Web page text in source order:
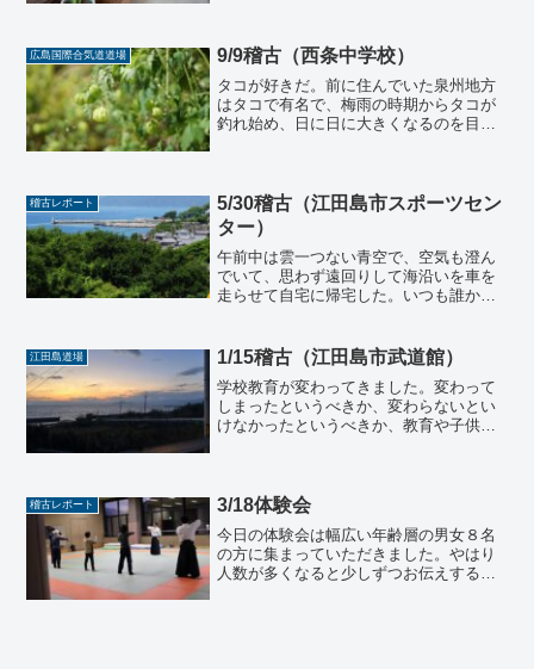
いる。誰のせいとか、もは...
広島国際合気道道場 9/9稽古（西条中学校）
タコが好きだ。前に住んでいた泉州地方
はタコで有名で、梅雨の時期からタコが
釣れ始め、日に日に大きくなるのを目に
コは賢いらしい。知能レベ...
稽古レポート
5/30稽古（江田島市スポーツセン
ター）
午前中は雲一つない青空で、空気も澄ん
でいて、思わず遠回りして海沿いを車を
走らせて自宅に帰宅した。いつも誰かが
てもありがたいことだ。 しかし、同時
にその逆もあり、いつも誰...
江田島道場 1/15稽古（江田島市武道館）
学校教育が変わってきました。変わって
しまったというべきか、変わらないとい
けなかったというべきか、教育や子供、
は価値観を反映しています...
稽古レポート 3/18体験会
今日の体験会は幅広い年齢層の男女８名
の方に集まっていただきました。やはり
人数が多くなると少しずつお伝えする難